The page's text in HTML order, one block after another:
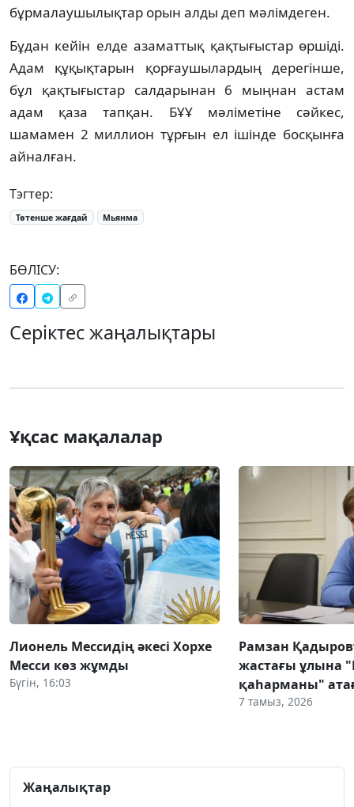
бұрмалаушылықтар орын алды деп мәлімдеген.
Бұдан кейін елде азаматтық қақтығыстар өршіді.
Адам құқықтарын қорғаушылардың дерегінше,
бұл қақтығыстар салдарынан 6 мыңнан астам
адам қаза тапқан. БҰҰ мәліметіне сәйкес,
шамамен 2 миллион тұрғын ел ішінде босқынға
айналған.
Тэгтер:
Төтенше жағдай Мьянма
БӨЛІСУ:
Серіктес жаңалықтары
Ұқсас мақалалар
Лионель Мессидің әкесі Хорхе
Месси көз жұмды
Бүгін, 16:03
Рамзан
жастағы ұлына
қаһарманы"
7 тамыз, 2026
Жаңалықтар